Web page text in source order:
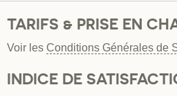
TARIFS & PRISE EN
Voir les Conditions Générales de
INDICE DE